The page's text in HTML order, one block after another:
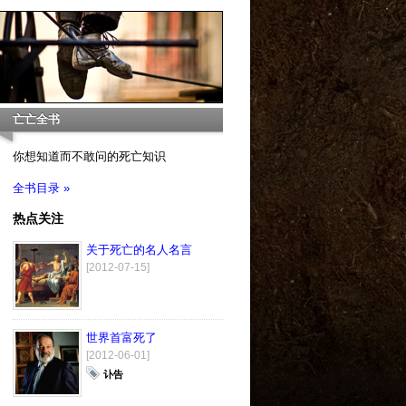
亡亡全书
你想知道而不敢问的死亡知识
全书目录 »
热点关注
关于死亡的名人名言
[2012-07-15]
世界首富死了
[2012-06-01]
讣告